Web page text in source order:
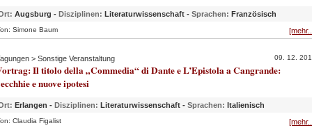
Augsburg - Disziplinen: Literaturwissenschaft - Sprachen: Französisch
Simone Baum
> Sonstige Veranstaltung 09. 12.
Il titolo della „Commedia“ di Dante e L’Epistola a Cangrande:
e nuove ipotesi
Erlangen - Disziplinen: Literaturwissenschaft - Sprachen: Italienisch
Claudia Figalist